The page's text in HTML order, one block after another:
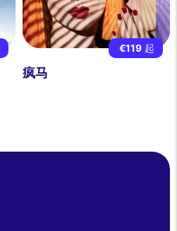
€119起
疯马